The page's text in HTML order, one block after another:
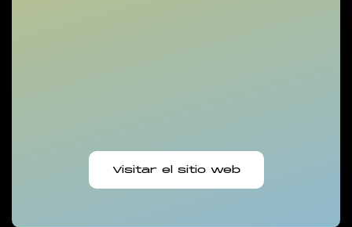
Visitar el sitio web